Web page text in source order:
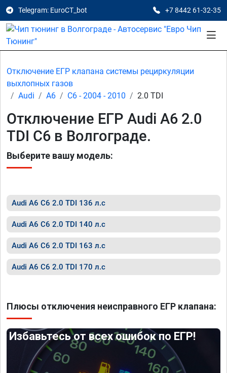
Telegram: EuroCT_bot +7 8442 61-32-35
Отключение ЕГР клапана системы рециркуляции
выхлопных газов
Audi
A6 C6 - 2004 - 2010 2.0 TDI
Отключение ЕГР Audi A6 2.0
TDI C6 в Волгограде.
Выберите вашу модель:
Audi A6 C6 2.0 TDI 136 л.с
Audi A6 C6 2.0 TDI 140 л.с
Audi A6 C6 2.0 TDI 163 л.с
Audi A6 C6 2.0 TDI 170 л.с
Плюсы отключения неисправного ЕГР клапана:
Избавьтесь от всех ошибок по ЕГР!